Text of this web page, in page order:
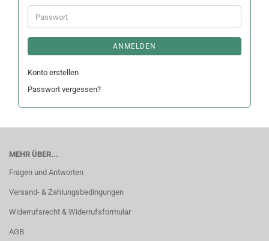
Adresse
Passwort
ANMELDEN
Konto erstellen
Passwort vergessen?
MEHR ÜBER...
Fragen und Antworten
Versand- & Zahlungsbedingungen
Widerrufsrecht & Widerrufsformular
AGB